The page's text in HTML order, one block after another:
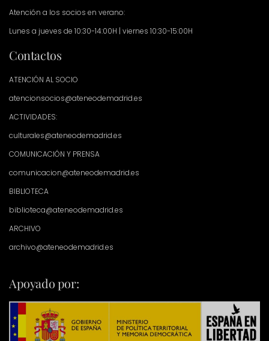
Atención a los socios en verano:
Lunes a jueves de 10:30-14:00H | viernes 10:30-15:00H
Contactos
ATENCIÓN AL SOCIO
atencionsocios@ateneodemadrid.es
ACTIVIDADES:
culturales@ateneodemadrid.es
COMUNICACIÓN Y PRENSA
comunicacion@ateneodemadrid.es
BIBLIOTECA
biblioteca@ateneodemadrid.es
ARCHIVO
archivo@ateneodemadrid.es
Apoyado por: